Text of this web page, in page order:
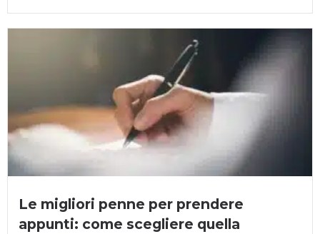
Le migliori penne per prendere
appunti: come scegliere quella